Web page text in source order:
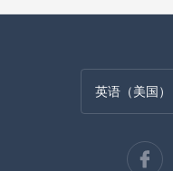
英语（美国）